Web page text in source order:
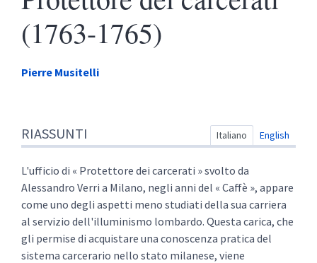
(1763-1765)
Pierre Musitelli
Indice
Schema
Testo integrale
Note di fine
Citare quest'articolo
Autore
RIASSUNTI Italiano English
L'ufficio di « Protettore dei carcerati » svolto da
Alessandro Verri a Milano, negli anni del « Caffè », appare
come uno degli aspetti meno studiati della sua carriera
al servizio dell'illuminismo lombardo. Questa carica, che
gli permise di acquistare una conoscenza pratica del
sistema carcerario nello stato milanese, viene